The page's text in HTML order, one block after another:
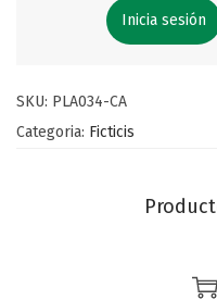
Inicia sesión
SKU: PLA034-CA
Categoria: Ficticis